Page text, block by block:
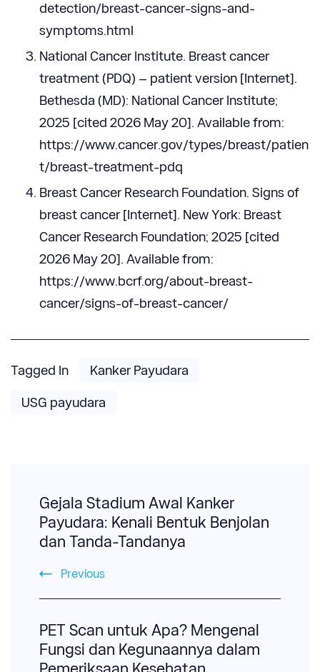
detection/breast-cancer-signs-and-
symptoms.html
National Cancer Institute. Breast cancer
treatment (PDQ) – patient version [Internet].
Bethesda (MD): National Cancer Institute;
2025 [cited 2026 May 20]. Available from:
https://www.cancer.gov/types/breast/patien
t/breast-treatment-pdq
Breast Cancer Research Foundation. Signs of
breast cancer [Internet]. New York: Breast
Cancer Research Foundation; 2025 [cited
2026 May 20]. Available from:
https://www.bcrf.org/about-breast-
cancer/signs-of-breast-cancer/
Tagged In Kanker Payudara
USG payudara
Navigation
Gejala Stadium Awal Kanker
Payudara: Kenali Bentuk Benjolan
dan Tanda-Tandanya
Previous
PET Scan untuk Apa? Mengenal
Fungsi dan Kegunaannya dalam